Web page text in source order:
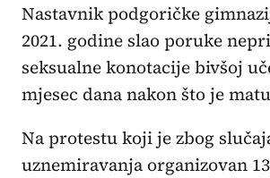
Nastavnik podgoričke
2021. godine slao poruke
seksualne konotacije bivšoj
mjesec dana nakon što je
Na protestu koji je zbog
uznemiravanja organizovan